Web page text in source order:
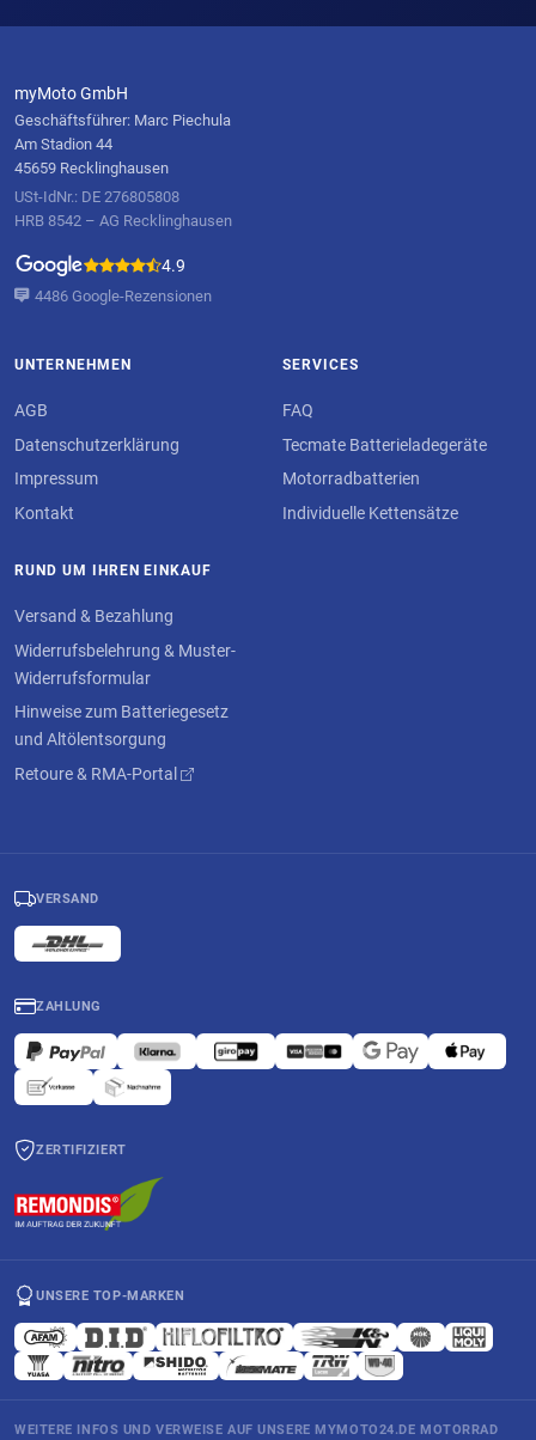
myMoto GmbH
Geschäftsführer: Marc Piechula
Am Stadion 44
45659 Recklinghausen
USt-IdNr.: DE 276805808
HRB 8542 – AG Recklinghausen
4.9
4486 Google-Rezensionen
UNTERNEHMEN
AGB
Datenschutzerklärung
Impressum
Kontakt
SERVICES
FAQ
Tecmate Batterieladegeräte
Motorradbatterien
Individuelle Kettensätze
RUND UM IHREN EINKAUF
Versand & Bezahlung
Widerrufsbelehrung & Muster-
Widerrufsformular
Hinweise zum Batteriegesetz
und Altölentsorgung
Retoure & RMA-Portal
VERSAND
ZAHLUNG
ZERTIFIZIERT
UNSERE TOP-MARKEN
WEITERE INFOS UND VERWEISE AUF UNSERE MYMOTO24.DE MOTORRAD